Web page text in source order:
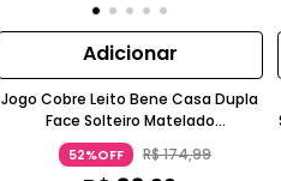
Adicionar
Jogo Cobre Leito Bene Casa Dupla
Face Solteiro Matelado
Ultrassônico Lilás
52%OFF R$174,99